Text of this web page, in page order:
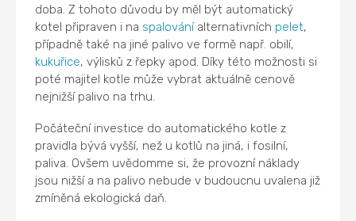
doba. Z tohoto důvodu by měl být automatický
kotel připraven i na spalováníalternativních pelet,
případně také na jiné palivo ve formě např. obilí,
kukuřice, výlisků z řepky apod. Díky této možnosti si
poté majitel kotle může vybrat aktuálně cenově
nejnižší palivo na trhu.
Počáteční investice do automatického kotle z
pravidla bývá vyšší, než u kotlů na jiná, i fosilní,
paliva. Ovšem uvědomme si, že provozní náklady
jsou nižší a na palivo nebude v budoucnu uvalena již
zmíněná ekologická daň.